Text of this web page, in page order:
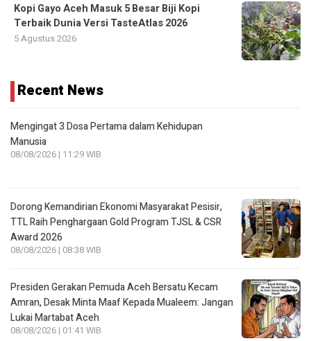
Kopi Gayo Aceh Masuk 5 Besar Biji Kopi
Terbaik Dunia Versi TasteAtlas 2026
5 Agustus 2026
Recent News
Mengingat 3 Dosa Pertama dalam Kehidupan
Manusia
08/08/2026 | 11:29 WIB
Dorong Kemandirian Ekonomi Masyarakat Pesisir,
TTL Raih Penghargaan Gold Program TJSL & CSR
Award 2026
08/08/2026 | 08:38 WIB
Presiden Gerakan Pemuda Aceh Bersatu Kecam
Amran, Desak Minta Maaf Kepada Mualeem: Jangan
Lukai Martabat Aceh
08/08/2026 | 01:41 WIB